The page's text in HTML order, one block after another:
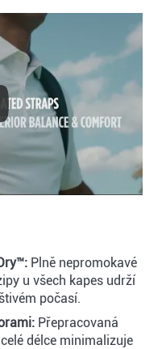
Plně nepromokavé
u všech kapes udrží
počasí.
Přepracovaná
délce minimalizuje